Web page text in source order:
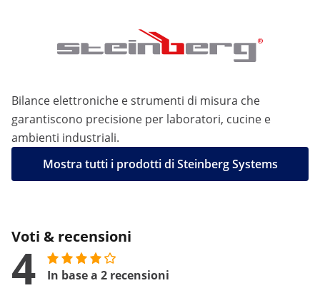
Bilance elettroniche e strumenti di misura che
garantiscono precisione per laboratori, cucine e
ambienti industriali.
Mostra tutti i prodotti di Steinberg Systems
Voti & recensioni
4 In base a 2 recensioni